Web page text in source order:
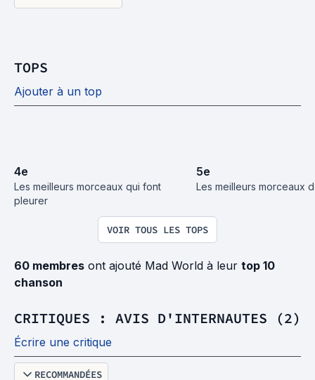
TOPS
Ajouter à un top
4e
Les meilleurs morceaux qui font
pleurer
5e
Les meilleurs morceaux
VOIR TOUS LES TOPS
60 membres ont ajouté Mad World à leur top 10
chanson
CRITIQUES : AVIS D'INTERNAUTES (2)
Écrire une critique
RECOMMANDÉES